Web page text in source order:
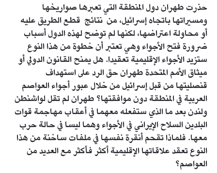
حذرت طهران دول المنطقة التي تعبرها صواريخها
ومسيراتها باتجاه إسرائيل، من نتائج قطع الطريق عليه
أو محاولة اعتراضها، لكنها لم توضح لهذه الدول أسباب
ضرورة فتح الأجواء وهي تعتبر أن خطوة من هذا النوع
ستزيد الأجواء الإقليمية تعقيدا. هل يمنح القانون الدولي أو
ميثاق الأمم المتحدة طهران حق الرد على استهداف
قنصليتها من قبل إسرائيل من خلال عبور أجواء العواصم
العربية في المنطقة دون موافقتها؟ طهران لم تقل لواشنطن
ولندن بعد ما الذي ستفعله معهما في أعقاب مهاجمة قوات
البلدين السلاح الإيراني في الأجواء وهما ليسا في حالة حرب
معها. فلماذا تقحم أنقرة نفسها في ملفات ساخنة من هذا
النوع تعقد علاقاتها الإقليمية أكثر فأكثر مع العديد من
العواصم؟